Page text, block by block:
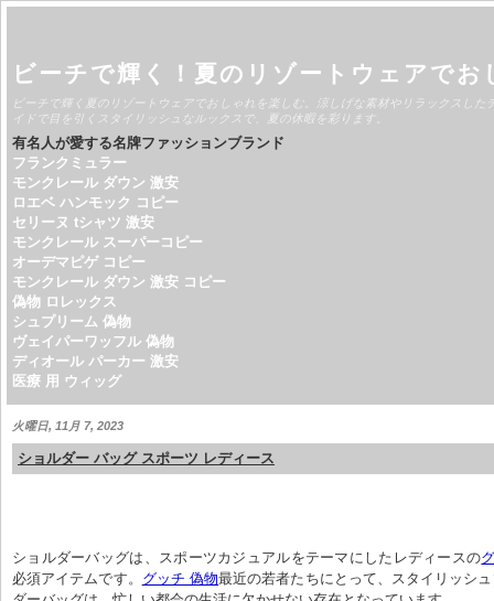
ビーチで輝く！夏のリゾートウェアでお
ビーチで輝く夏のリゾートウェアでおしゃれを楽しむ。涼しげな素材やリラックスし
イドで目を引くスタイリッシュなルックスで、夏の休暇を彩ります。
有名人が愛する名牌ファッションブランド
フランクミュラー
モンクレール ダウン 激安
ロエベ ハンモック コピー
セリーヌ tシャツ 激安
モンクレール スーパーコピー
オーデマピゲ コピー
モンクレール ダウン 激安 コピー
偽物 ロレックス
シュプリーム 偽物
ヴェイパーワッフル 偽物
ディオール パーカー 激安
医療 用 ウィッグ
火曜日, 11月 7, 2023
ショルダー バッグ スポーツ レディース
ショルダーバッグは、スポーツカジュアルをテーマにしたレディースの
必須アイテムです。 グッチ 偽物最近の若者たちにとって、スタイリッシ